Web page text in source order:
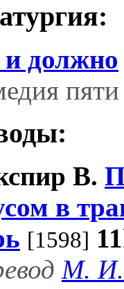
должно
В.
в
[1598]
М. И.